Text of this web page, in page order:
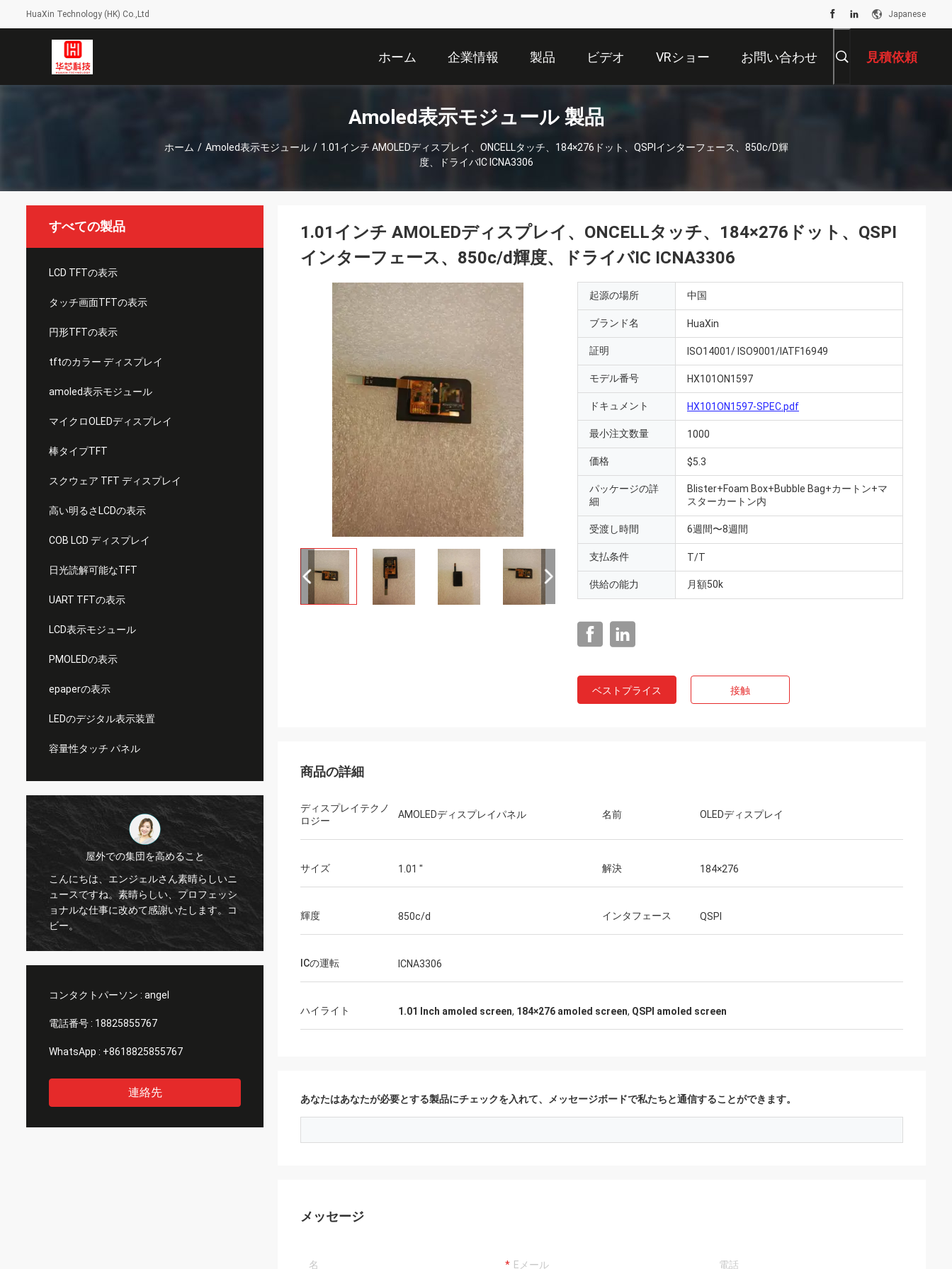
HuaXin Technology (HK) Co.,Ltd Japanese
ホーム 企業情報 製品 ビデオ VRショー お問い合わせ 見積依頼
Amoled表示モジュール 製品
ホーム / Amoled表示モジュール / 1.01インチ AMOLEDディスプレイ、ONCELLタッチ、184×276ドット、QSPIインターフェース、850c/d輝
度、ドライバIC ICNA3306
すべての製品
LCD TFTの表示
タッチ画面TFTの表示
円形TFTの表示
tftのカラー ディスプレイ
amoled表示モジュール
マイクロOLEDディスプレイ
棒タイプTFT
スクウェア TFT ディスプレイ
高い明るさLCDの表示
COB LCD ディスプレイ
日光読解可能なTFT
UART TFTの表示
LCD表示モジュール
PMOLEDの表示
epaperの表示
LEDのデジタル表示装置
容量性タッチ パネル
インコテック
はい、円形ディスプレイの使用も開始し、
現在は製品で確認およびテストしていま
す。プログラミングなどの作業が必要な場
合もありますが、これは弊社エンジニアの
仕事です。ご質問がございましたら、お知
しく思います
コンタクトパーソン : angel
電話番号 : 18825855767
WhatsApp : +8618825855767
連絡先
1.01インチ AMOLEDディスプレイ、ONCELLタッチ、184×276ドット、QSPI
インターフェース、850c/d輝度、ドライバIC ICNA3306
起源の場所 中国
ブランド名 HuaXin
証明 ISO14001/ ISO9001/IATF16949
モデル番号 HX101ON1597
ドキュメント HX101ON1597-SPEC.pdf
最小注文数量 1000
価格 $5.3
パッケージの詳
細
Blister+Foam Box+Bubble Bag+カートン+マ
スターカートン内
受渡し時間 6週間〜8週間
支払条件 T/T
供給の能力 月額50k
ベストプライス 接触
商品の詳細
ディスプレイテクノ
ロジー
AMOLEDディスプレイパネル 名前 OLEDディスプレイ
サイズ 1.01 " 解決 184×276
輝度 850c/d インタフェース QSPI
ICの運転 ICNA3306
ハイライト 1.01 Inch amoled screen, 184×276 amoled screen, QSPI amoled screen
あなたはあなたが必要とする製品にチェックを入れて、メッセージボードで私たちと通信することができます。
メッセージ